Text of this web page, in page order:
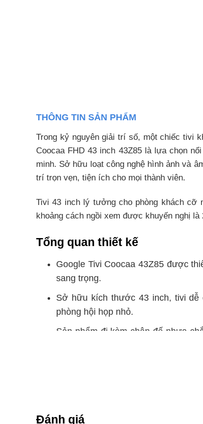
THÔNG TIN SẢN PHẨM
Trong kỷ nguyên giải trí số, một chiếc tivi
Coocaa FHD 43 inch 43Z85 là lựa chọn
minh. Sở hữu loạt công nghệ hình ảnh và
trí trọn vẹn, tiện ích cho mọi thành viên.
Tivi 43 inch lý tưởng cho phòng khách cỡ
khoảng cách ngồi xem được khuyến nghị là
Tổng quan thiết kế
Google Tivi Coocaa 43Z85 được
sang trọng.
Sở hữu kích thước 43 inch, tivi dễ
phòng hội họp nhỏ.
Sản phẩm đi kèm chân đế nhựa
5.5 kg. Nếu treo tường, kích
Đánh giá